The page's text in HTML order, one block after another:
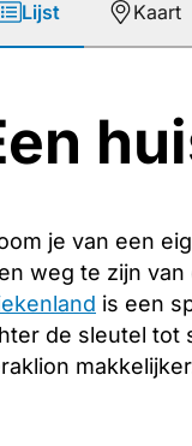
Lijst Kaart
je van een
weg te zijn
is een
de sleutel tot